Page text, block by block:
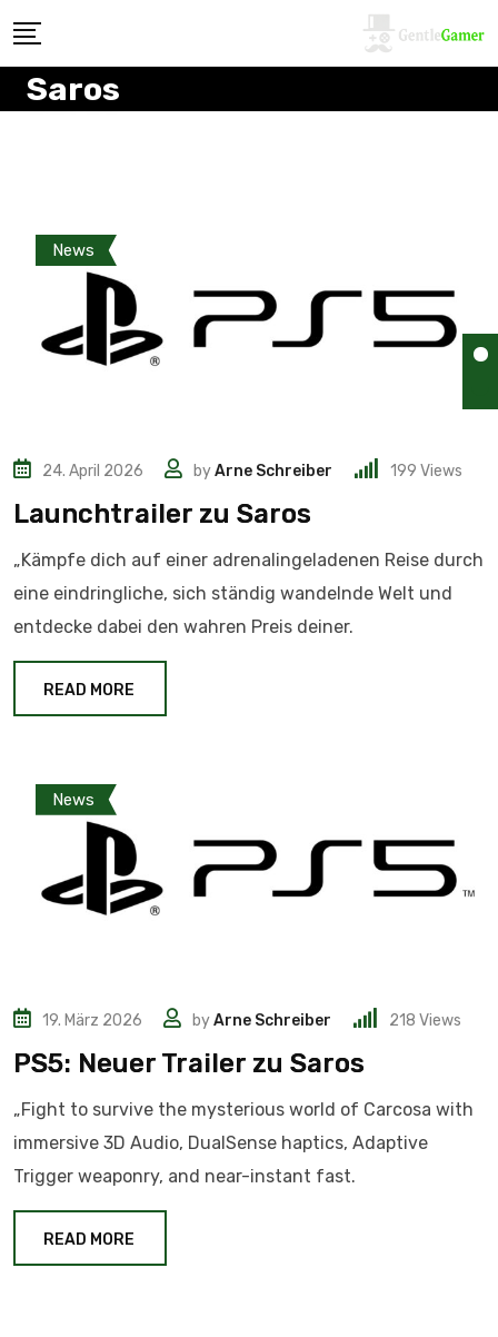
Saros
News
24. April 2026 byArne Schreiber 199 Views
Launchtrailer zu Saros
„Kämpfe dich auf einer adrenalingeladenen Reise durch
eine eindringliche, sich ständig wandelnde Welt und
entdecke dabei den wahren Preis deiner.
READ MORE
News
19. März 2026 byArne Schreiber 218 Views
PS5: Neuer Trailer zu Saros
„Fight to survive the mysterious world of Carcosa with
immersive 3D Audio, DualSense haptics, Adaptive
Trigger weaponry, and near-instant fast.
READ MORE